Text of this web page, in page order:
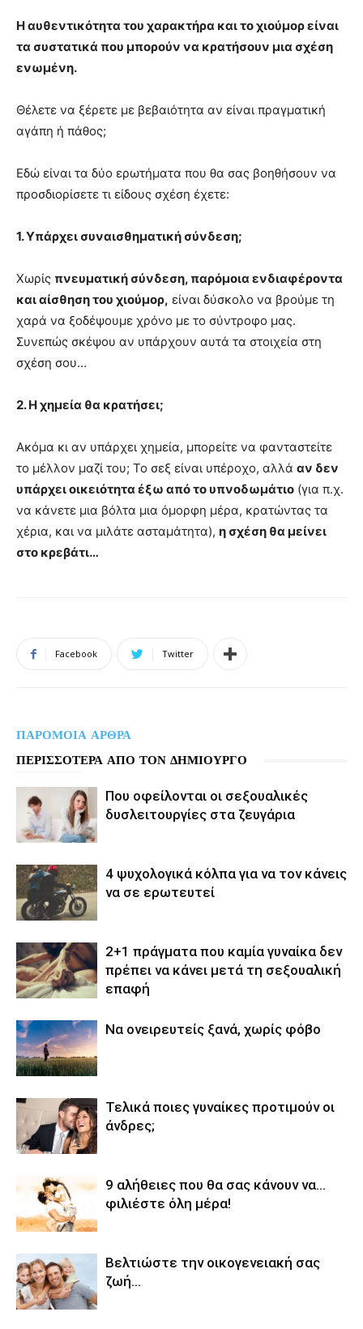
Η αυθεντικότητα του χαρακτήρα και το χιούμορ είναι
τα συστατικά που μπορούν να κρατήσουν μια σχέση
ενωμένη.
Θέλετε να ξέρετε με βεβαιότητα αν είναι πραγματική
αγάπη ή πάθος;
Εδώ είναι τα δύο ερωτήματα που θα σας βοηθήσουν να
προσδιορίσετε τι είδους σχέση έχετε:
1. Υπάρχει συναισθηματική σύνδεση;
Χωρίς πνευματική σύνδεση, παρόμοια ενδιαφέροντα
και αίσθηση του χιούμορ, είναι δύσκολο να βρούμε τη
χαρά να ξοδέψουμε χρόνο με το σύντροφο μας.
Συνεπώς σκέψου αν υπάρχουν αυτά τα στοιχεία στη
σχέση σου…
2. Η χημεία θα κρατήσει;
Ακόμα κι αν υπάρχει χημεία, μπορείτε να φανταστείτε
το μέλλον μαζί του; Το σεξ είναι υπέροχο, αλλά αν δεν
υπάρχει οικειότητα έξω από το υπνοδωμάτιο (για π.χ.
να κάνετε μια βόλτα μια όμορφη μέρα, κρατώντας τα
χέρια, και να μιλάτε ασταμάτητα), η σχέση θα μείνει
στο κρεβάτι…
Facebook Twitter
ΠΑΡΟΜΟΙΑ ΑΡΘΡΑ
ΠΕΡΙΣΣΟΤΕΡΑ ΑΠΟ ΤΟΝ ΔΗΜΙΟΥΡΓΟ
Που οφείλονται οι σεξουαλικές
δυσλειτουργίες στα ζευγάρια
4 ψυχολογικά κόλπα για να τον κάνεις
να σε ερωτευτεί
2+1 πράγματα που καμία γυναίκα δεν
πρέπει να κάνει μετά τη σεξουαλική
επαφή
Να ονειρευτείς ξανά, χωρίς φόβο
Τελικά ποιες γυναίκες προτιμούν οι
άνδρες;
9 αλήθειες που θα σας κάνουν να…
φιλιέστε όλη μέρα!
Βελτιώστε την οικογενειακή σας
ζωή…